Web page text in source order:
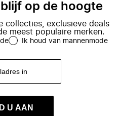
op de hoogte
collecties, exclusieve deals
meest populaire merken.
Ik houd van mannenmode
U AAN